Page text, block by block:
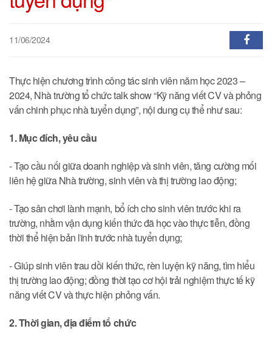
11/06/2024
Thực hiện chương trình công tác sinh viên năm học 2023 –
2024, Nhà trường tổ chức talk show “Kỹ năng viết CV và phỏng
vấn chinh phục nhà tuyển dụng”, nội dung cụ thể như sau:
1. Mục đích, yêu cầu
- Tạo cầu nối giữa doanh nghiệp và sinh viên, tăng cường mối
liên hệ giữa Nhà trường, sinh viên và thị trường lao động;
- Tạo sân chơi lành mạnh, bổ ích cho sinh viên trước khi ra
trường, nhằm vận dụng kiến thức đã học vào thực tiễn, đồng
thời thể hiện bản lĩnh trước nhà tuyển dụng;
- Giúp sinh viên trau dồi kiến thức, rèn luyện kỹ năng, tìm hiểu
thị trường lao động; đồng thời tạo cơ hội trải nghiệm thực tế kỹ
năng viết CV và thực hiện phỏng vấn.
2. Thời gian, địa điểm tổ chức